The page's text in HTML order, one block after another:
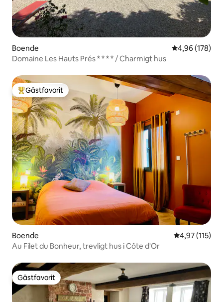
Boende 4,96 av 5 i
4,96 (178)
Domaine Les Hauts Prés * * * * / Charmigt hus
Populär gästfavorit
Gästfavorit
Boende 4,97 av 5 i
4,97 (115)
Au Filet du Bonheur, trevligt hus i Côte d'Or
Gästfavorit
Gästfavorit